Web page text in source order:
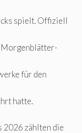
spielt. Offiziell
für den
hatte.
2026 zählten die